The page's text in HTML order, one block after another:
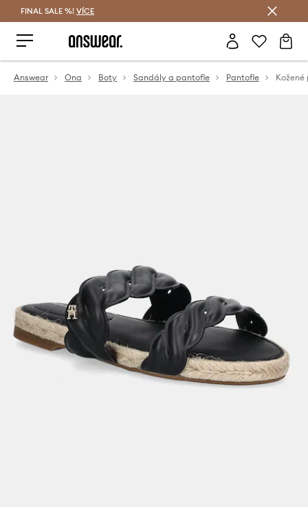
FINAL SALE %! VÍCE
Answear Ona Boty Sandály a pantofle Pantofle